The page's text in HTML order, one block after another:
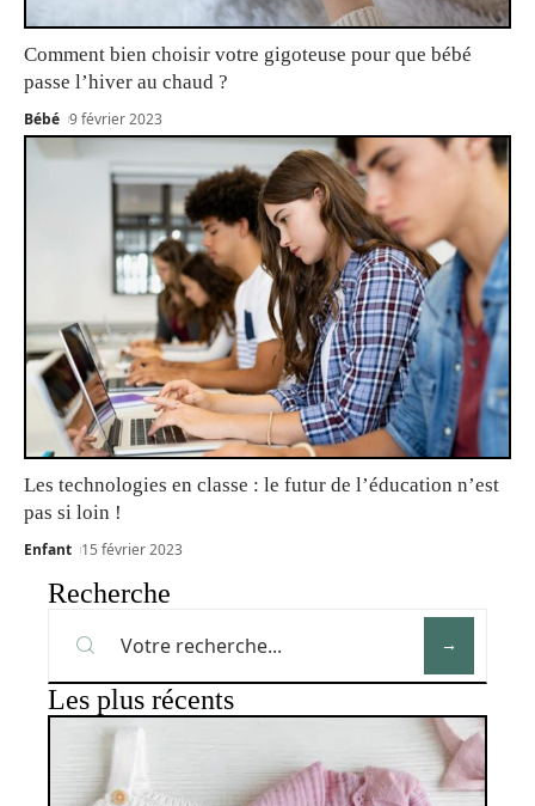
Comment bien choisir votre gigoteuse pour que bébé
passe l’hiver au chaud ?
Bébé 9 février 2023
Les technologies en classe : le futur de l’éducation n’est
pas si loin !
Enfant 15 février 2023
Recherche
Les plus récents